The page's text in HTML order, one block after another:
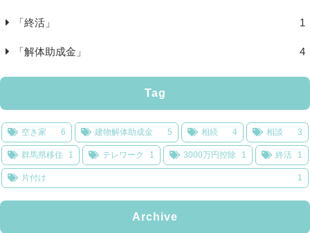
「終活」 1
「解体助成金」 4
Tag
空き家 6 建物解体助成金 5 相続 4 相談 3
群馬県移住 1 テレワーク 1 3000万円控除 1 終活 1
片付け 1
Archive